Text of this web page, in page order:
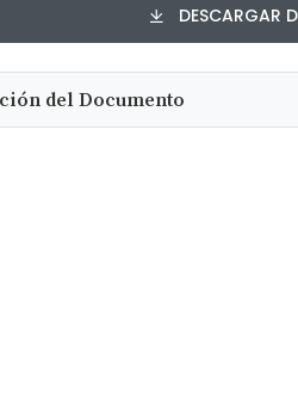
DESCARGAR
del Documento